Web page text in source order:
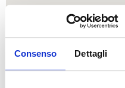
Consenso Dettagli